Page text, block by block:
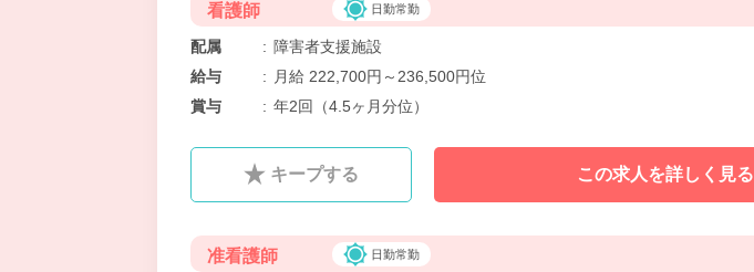
看護師 日勤常勤
配属 : 障害者支援施設
給与
:
月給 222,700円～236,500円位
賞与
: 年2回（4.5ヶ月分位）
キープする この求人を詳しく見る
准看護師 日勤常勤